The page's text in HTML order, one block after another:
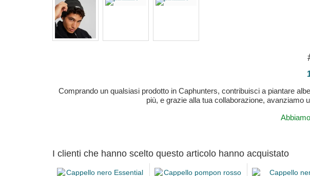
Comprando un qualsiasi prodotto in Caphunters, contribuisci a piantare
più, e grazie alla tua collaborazione, avanziamo
I clienti che hanno scelto questo articolo hanno acquistato